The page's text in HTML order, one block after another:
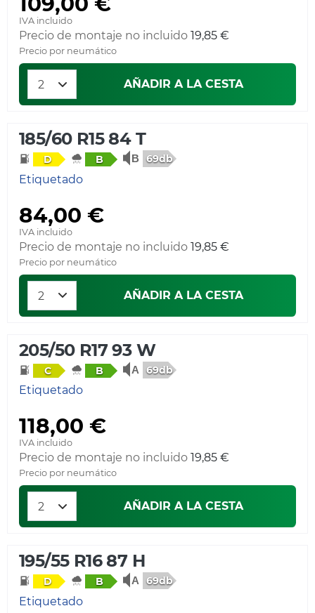
IVA incluido
Precio de montaje no incluido 19,85 €
Precio por neumático
AÑADIR A LA CESTA
185/60 R15 84 T
D B 69db
Etiquetado
84,00 €
IVA incluido
Precio de montaje no incluido 19,85 €
Precio por neumático
AÑADIR A LA CESTA
205/50 R17 93 W
C B 69db
Etiquetado
118,00 €
IVA incluido
Precio de montaje no incluido 19,85 €
Precio por neumático
AÑADIR A LA CESTA
195/55 R16 87 H
D B 69db
Etiquetado